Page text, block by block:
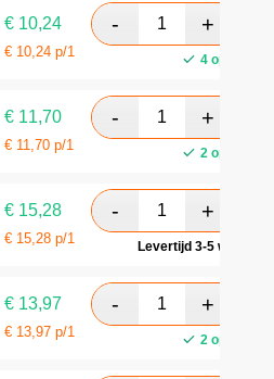
€ 10,24
€ 10,24 p/1 4 op
€ 11,70
€ 11,70 p/1 2 op
€ 15,28
€ 15,28 p/1 Levertijd 3-5
€ 13,97
€ 13,97 p/1 2 op